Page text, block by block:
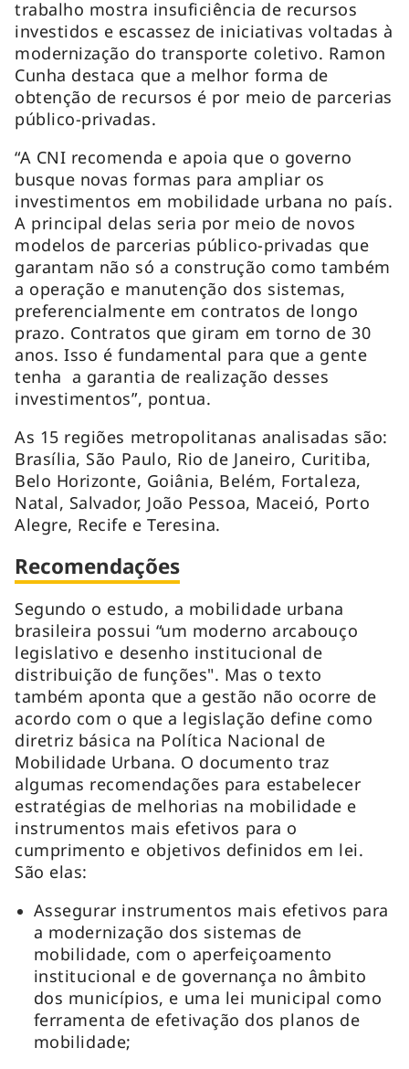
trabalho mostra insuficiência de recursos
investidos e escassez de iniciativas voltadas à
modernização do transporte coletivo. Ramon
Cunha destaca que a melhor forma de
obtenção de recursos é por meio de parcerias
público-privadas.
“A CNI recomenda e apoia que o governo
busque novas formas para ampliar os
investimentos em mobilidade urbana no país.
A principal delas seria por meio de novos
modelos de parcerias público-privadas que
garantam não só a construção como também
a operação e manutenção dos sistemas,
preferencialmente em contratos de longo
prazo. Contratos que giram em torno de 30
anos. Isso é fundamental para que a gente
tenha a garantia de realização desses
investimentos”, pontua.
As 15 regiões metropolitanas analisadas são:
Brasília, São Paulo, Rio de Janeiro, Curitiba,
Belo Horizonte, Goiânia, Belém, Fortaleza,
Natal, Salvador, João Pessoa, Maceió, Porto
Alegre, Recife e Teresina.
Recomendações
Segundo o estudo, a mobilidade urbana
brasileira possui “um moderno arcabouço
legislativo e desenho institucional de
distribuição de funções". Mas o texto
também aponta que a gestão não ocorre de
acordo com o que a legislação define como
diretriz básica na Política Nacional de
Mobilidade Urbana. O documento traz
algumas recomendações para estabelecer
estratégias de melhorias na mobilidade e
instrumentos mais efetivos para o
cumprimento e objetivos definidos em lei.
São elas:
Assegurar instrumentos mais efetivos para
a modernização dos sistemas de
mobilidade, com o aperfeiçoamento
institucional e de governança no âmbito
dos municípios, e uma lei municipal como
ferramenta de efetivação dos planos de
mobilidade;